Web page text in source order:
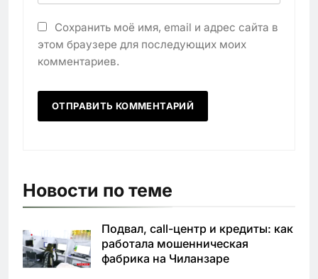
Сохранить моё имя, email и адрес сайта в
этом браузере для последующих моих
комментариев.
Новости по теме
Подвал, call-центр и кредиты: как
работала мошенническая
фабрика на Чиланзаре